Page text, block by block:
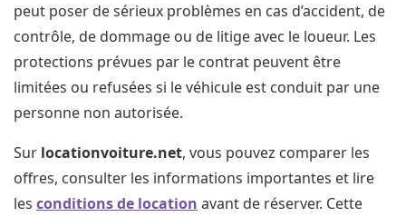
peut poser de sérieux problèmes en cas d’accident, de
contrôle, de dommage ou de litige avec le loueur. Les
protections prévues par le contrat peuvent être
limitées ou refusées si le véhicule est conduit par une
personne non autorisée.
Sur locationvoiture.net, vous pouvez comparer les
offres, consulter les informations importantes et lire
les conditions de location avant de réserver. Cette